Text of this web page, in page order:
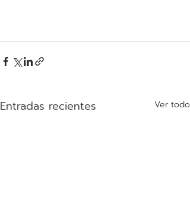
Entradas recientes Ver todo